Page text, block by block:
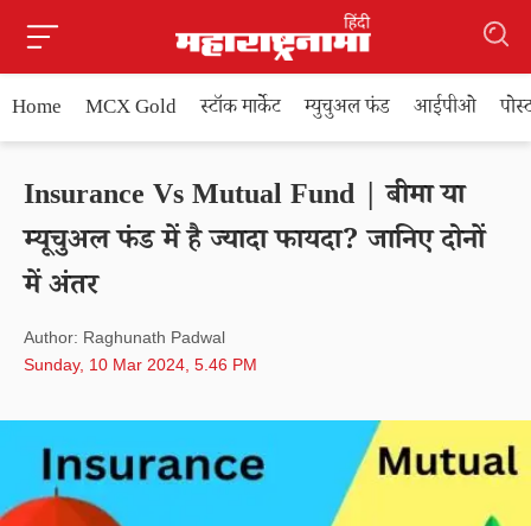
Home MCX Gold स्टॉक मार्केट म्युचुअल फंड आईपीओ
Insurance Vs Mutual Fund | बीमा या
म्यूचुअल फंड में है ज्यादा फायदा? जानिए दोनों
में अंतर
Author: Raghunath Padwal
Sunday, 10 Mar 2024, 5.46 PM